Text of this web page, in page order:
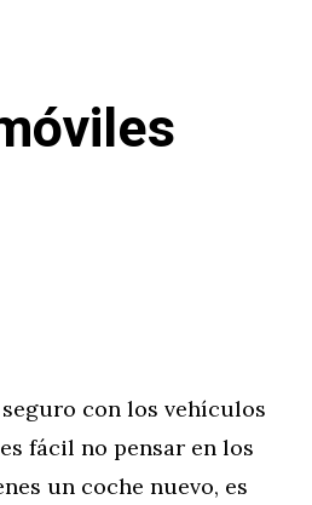
con los vehículos
fácil no pensar en los
un coche nuevo, es